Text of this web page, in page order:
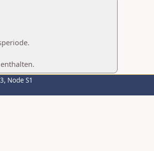
Node S1